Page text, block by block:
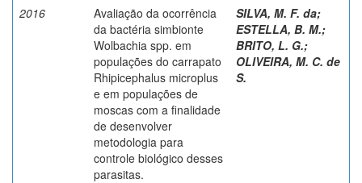
2016
Avaliação da ocorrência
da bactéria simbionte
Wolbachia spp. em
populações do carrapato
Rhipicephalus microplus
e em populações de
moscas com a finalidade
de desenvolver
metodologia para
controle biológico desses
parasitas.
SILVA, M. F. da;
ESTELLA, B. M.;
BRITO, L. G.;
OLIVEIRA, M. C. de
S.